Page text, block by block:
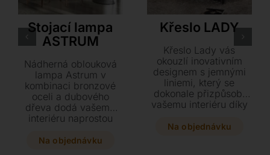
Stojací lampa
ASTRUM
Nádherná oblouková
lampa Astrum v
kombinaci bronzové
oceli a dubového
dřeva dodá vašemu
interiéru naprostou
působivé linie a
Na objednávku
LoiudiceD
Křeslo LADY
Křeslo Lady vás
okouzlí inovativním
designem s jemnými
liniemi, který se
dokonale přizpůsobí
vašemu interiéru díky
a kůží. Tento stylový
Na objednávku